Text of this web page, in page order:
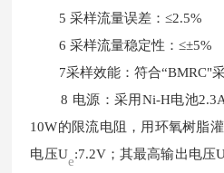
5 采样流量误差：≤2.5%
6 采样流量稳定性：≤±5%
7采样效能：符合“BMRC"
8 电源：采用Ni-H电池
10W的限流电阻，用环氧树脂
电压Ue:7.2V；其最高输出电压